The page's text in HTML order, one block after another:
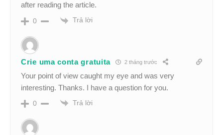
after reading the article.
0 Trả lời
Crie uma conta gratuita 2 tháng trước
Your point of view caught my eye and was very
interesting. Thanks. I have a question for you.
0 Trả lời